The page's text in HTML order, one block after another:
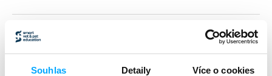
Souhlas Detaily Více o cookies
€14
€12 excl. VAT
Measure
price:
ADD TO CART
SEARCH